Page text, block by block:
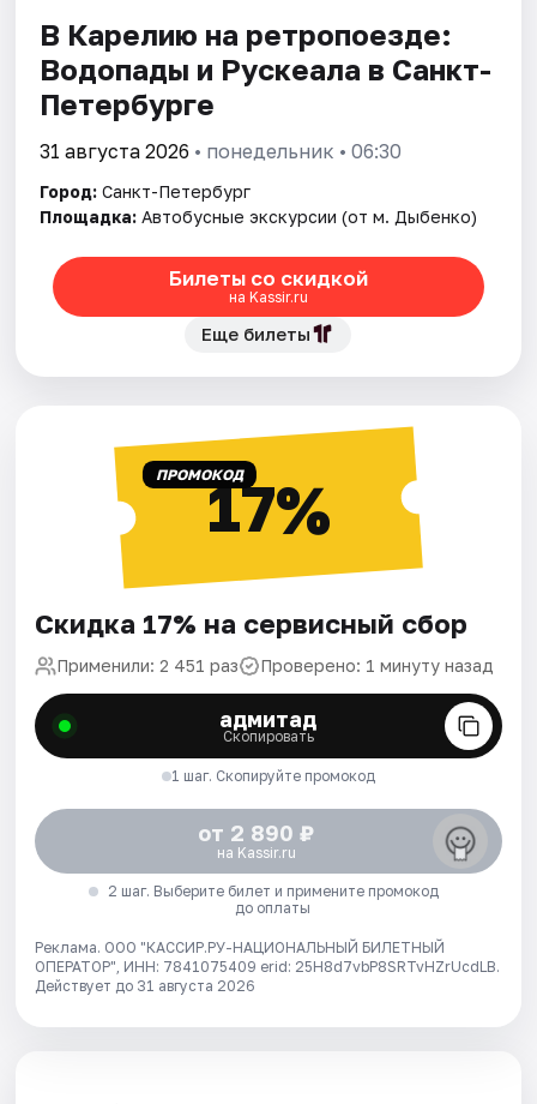
В Карелию на ретропоезде:
Водопады и Рускеала в Санкт-
Петербурге
31 августа 2026 • понедельник • 06:30
Город: Санкт-Петербург
Площадка: Автобусные экскурсии (от м. Дыбенко)
Билеты со скидкой
на Kassir.ru
Еще билеты
ПРОМОКОД17%
Скидка 17% на сервисный сбор
Применили: 2 451 раз Проверено: 1 минуту назад
адмитад
Скопировать
1 шаг. Скопируйте промокод
от 2 890 ₽
на Kassir.ru
2 шаг. Выберите билет и примените промокод
до оплаты
Реклама. ООО "КАССИР.РУ-НАЦИОНАЛЬНЫЙ БИЛЕТНЫЙ
ОПЕРАТОР", ИНН: 7841075409 erid: 25H8d7vbP8SRTvHZrUcdLB.
Действует до 31 августа 2026